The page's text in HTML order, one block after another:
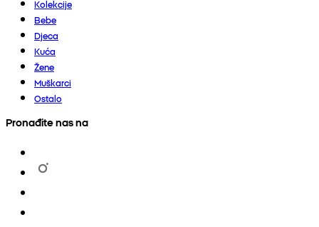
Kolekcije
Bebe
Djeca
Kuća
Žene
Muškarci
Ostalo
Pronađite nas na